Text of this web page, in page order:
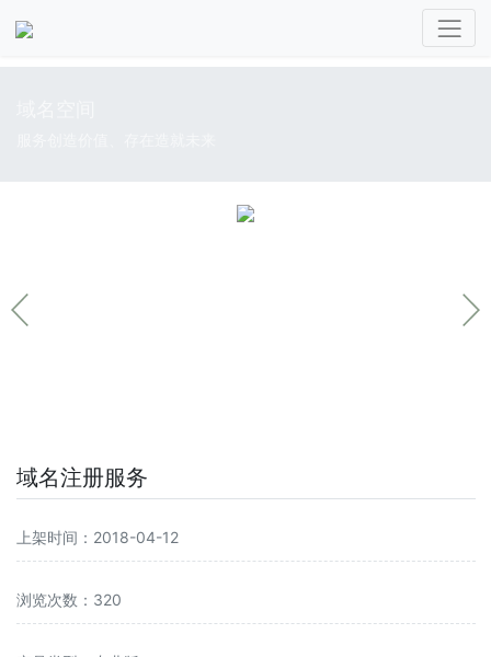
域名注册服务
上架时间：2018-04-12
浏览次数：320